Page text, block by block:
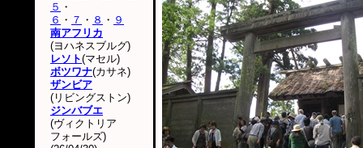
５ ・
６ ・ ７ ・ ８ ・ ９
南アフリカ
(ヨハネスブルグ)
レソト(マセル)
ボツワナ(カサネ)
ザンビア
(リビングストン)
ジンバブエ
(ヴィクトリア
フォールズ)